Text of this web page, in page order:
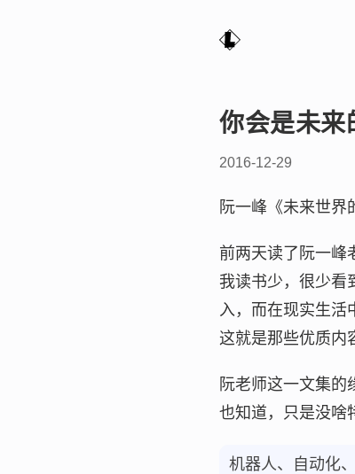
你会是未来
2016-12-29
阮一峰《未来世界
前两天读了阮一峰
我读书少，很少看
入，而在现实生活
这就是那些优质内
阮老师这一文集
也知道，只是没啥
机器人、自动化